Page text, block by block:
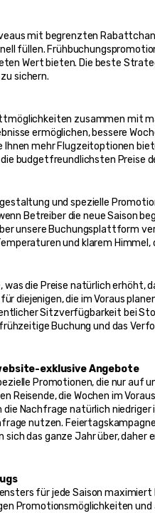
mit begrenzten
füllen.
Wert bieten. Die beste
sichern.
zusammen mit
ermöglichen, bessere
Ihnen mehr Flugzeitoptionen
budgetfreundlichsten Preise
und spezielle
Betreiber die neue Saison
unsere Buchungsplattform
und klarem
was die Preise natürlich
diejenigen, die im Voraus
Sitzverfügbarkeit bei
Buchung und das
exklusive Angebote
Promotionen, die nur auf
Reisende, die Wochen im
die Nachfrage natürlich
nutzen.
sich das ganze Jahr über,
für jede Saison
Promotionsmöglichkeiten